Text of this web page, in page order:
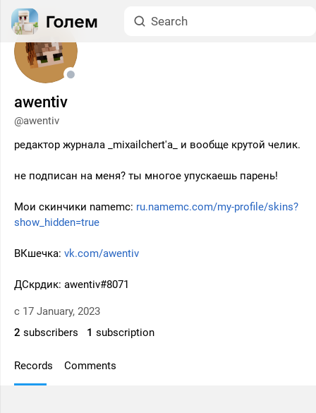
awentiv
@awentiv
редактор журнала _mixailchert'a_ и вообще крутой челик.
не подписан на меня? ты многое упускаешь парень!
Мои скинчики namemc: ru.namemc.com/my-profile/skins?
show_hidden=true
ВКшечка: vk.com/awentiv
ДСкрдик: awentiv#8071
с 17 January, 2023
2 subscribers 1 subscription
Records Comments